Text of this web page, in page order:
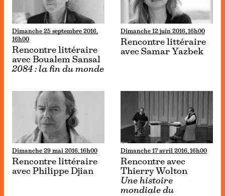
Dimanche 25 septembre 2016,
16h00
Rencontre littéraire
avec Boualem Sansal
2084 : la fin du monde
Dimanche 12 juin 2016, 16h00
Rencontre littéraire
avec Samar Yazbek
Dimanche 29 mai 2016, 16h00
Rencontre littéraire
avec Philippe Djian
Dimanche 17 avril 2016, 16h00
Rencontre avec
Thierry Wolton
Une histoire
mondiale du